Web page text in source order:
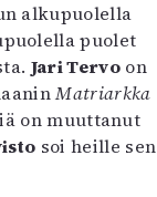
alkupuolella
puolet
Jari Tervoon
Matriarkka
on muuttanut
soi heille sen